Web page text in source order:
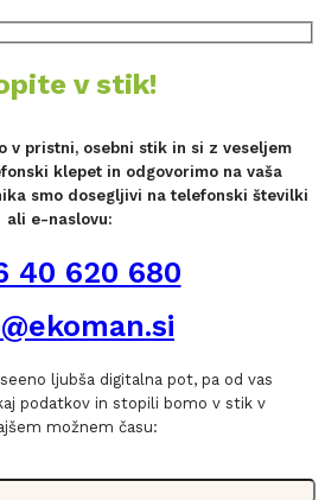
v stik!
v pristni, osebni stik in si z veseljem
klepet in odgovorimo na vaša
smo dosegljivi na telefonski številki
ali e-naslovu:
40 620 680
ljubša digitalna pot, pa od vas
podatkov in stopili bomo v stik v
možnem času: